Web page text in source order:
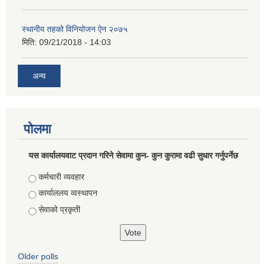
स्थानीय तहको विनियोजन ऐन २०७५
मिति: 09/21/2018 - 14:03
अन्य
पोलमा
यस कार्यालयवाट प्रदान गरिने सेवामा कुन- कुन कुरामा वढी सुधार गर्नुपर्नेछ
Choices
कर्मचारी व्यवहार
कार्याललय व्वस्थापन
सेवाको प्रकृती
Older polls